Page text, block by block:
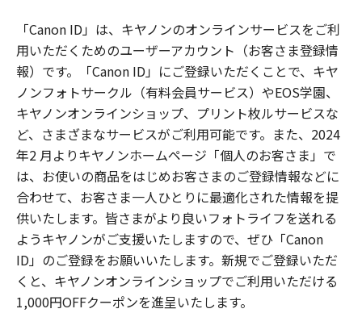
「Canon ID」は、キヤノンのオンラインサービスをご利
用いただくためのユーザーアカウント（お客さま登録情
報）です。「Canon ID」にご登録いただくことで、キヤ
ノンフォトサークル（有料会員サービス）やEOS学園、
キヤノンオンラインショップ、プリント枚ルサービスな
ど、さまざまなサービスがご利用可能です。また、2024
年2 月よりキヤノンホームページ「個人のお客さま」で
は、お使いの商品をはじめお客さまのご登録情報などに
合わせて、お客さま一人ひとりに最適化された情報を提
供いたします。皆さまがより良いフォトライフを送れる
ようキヤノンがご支援いたしますので、ぜひ「Canon
ID」のご登録をお願いいたします。新規でご登録いただ
くと、キヤノンオンラインショップでご利用いただける
1,000円OFFクーポンを進呈いたします。